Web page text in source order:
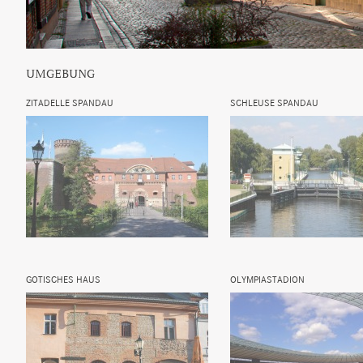
UMGEBUNG
ZITADELLE SPANDAU SCHLEUSE SPANDAU
GOTISCHES HAUS OLYMPIASTADION